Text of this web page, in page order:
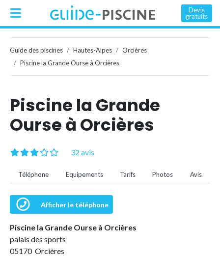
Devis
gratuits
Guide des piscines Hautes-Alpes
Orcières
Piscine la Grande Ourse à Orcières
Piscine la Grande
Ourse à Orcières
32 avis
Téléphone Equipements Tarifs Photos Avis
Afficher le téléphone
Piscine la Grande Ourse à Orcières
palais des sports
05170 Orcières